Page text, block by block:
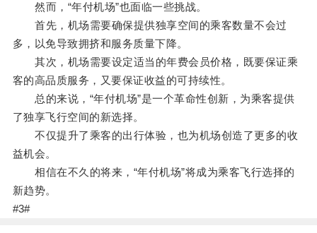
然而，“年付机场”也面临一些挑战。
首先，机场需要确保提供独享空间的乘客数量不会过
多，以免导致拥挤和服务质量下降。
其次，机场需要设定适当的年费会员价格，既要保证乘
客的高品质服务，又要保证收益的可持续性。
总的来说，“年付机场”是一个革命性创新，为乘客提供
了独享飞行空间的新选择。
不仅提升了乘客的出行体验，也为机场创造了更多的收
益机会。
相信在不久的将来，“年付机场”将成为乘客飞行选择的
新趋势。
#3#